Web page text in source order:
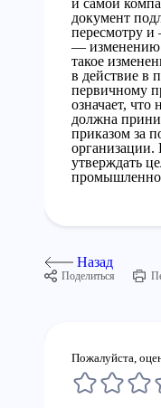
и самой
документ
пересмотру и
— изменению
такое
в действие в
первичному
означает, что
должна
приказом за
утверждать
Назад
Поделиться
Пожалуйста,